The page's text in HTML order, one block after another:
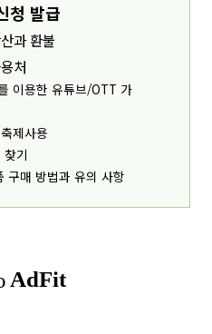
청 발급
과 환불
처
이용한 유튜브/OTT 가
제사용
기
구매 방법과 유의 사항